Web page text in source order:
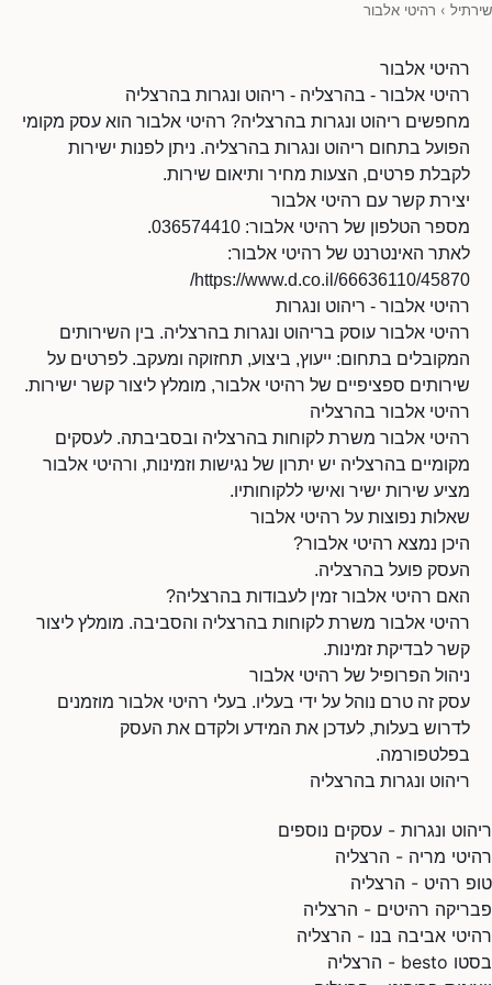
שירתיל › רהיטי אלבור
רהיטי אלבור
רהיטי אלבור - בהרצליה - ריהוט ונגרות בהרצליה
מחפשים ריהוט ונגרות בהרצליה? רהיטי אלבור הוא עסק מקומי
הפועל בתחום ריהוט ונגרות בהרצליה. ניתן לפנות ישירות
לקבלת פרטים, הצעות מחיר ותיאום שירות.
יצירת קשר עם רהיטי אלבור
מספר הטלפון של רהיטי אלבור: 036574410.
לאתר האינטרנט של רהיטי אלבור:
https://www.d.co.il/66636110/45870/
רהיטי אלבור - ריהוט ונגרות
רהיטי אלבור עוסק בריהוט ונגרות בהרצליה. בין השירותים
המקובלים בתחום: ייעוץ, ביצוע, תחזוקה ומעקב. לפרטים על
שירותים ספציפיים של רהיטי אלבור, מומלץ ליצור קשר ישירות.
רהיטי אלבור בהרצליה
רהיטי אלבור משרת לקוחות בהרצליה ובסביבתה. לעסקים
מקומיים בהרצליה יש יתרון של נגישות וזמינות, ורהיטי אלבור
מציע שירות ישיר ואישי ללקוחותיו.
שאלות נפוצות על רהיטי אלבור
היכן נמצא רהיטי אלבור?
העסק פועל בהרצליה.
האם רהיטי אלבור זמין לעבודות בהרצליה?
רהיטי אלבור משרת לקוחות בהרצליה והסביבה. מומלץ ליצור
קשר לבדיקת זמינות.
ניהול הפרופיל של רהיטי אלבור
עסק זה טרם נוהל על ידי בעליו. בעלי רהיטי אלבור מוזמנים
לדרוש בעלות, לעדכן את המידע ולקדם את העסק
בפלטפורמה.
ריהוט ונגרות בהרצליה
ריהוט ונגרות - עסקים נוספים
רהיטי מריה - הרצליה
טופ רהיט - הרצליה
פבריקה רהיטים - הרצליה
רהיטי אביבה בנו - הרצליה
בסטו besto - הרצליה